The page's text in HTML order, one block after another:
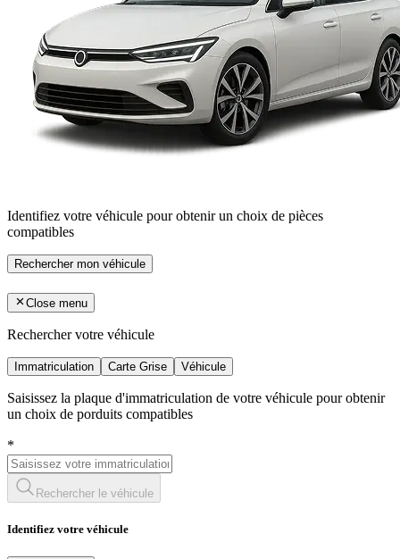
Identifiez votre véhicule pour obtenir un choix de pièces
compatibles
Rechercher mon véhicule
Close menu
Rechercher votre véhicule
Immatriculation Carte Grise Véhicule
Saisissez la plaque d'immatriculation de votre véhicule pour obtenir
un choix de porduits compatibles
*
Rechercher le véhicule
Identifiez votre véhicule